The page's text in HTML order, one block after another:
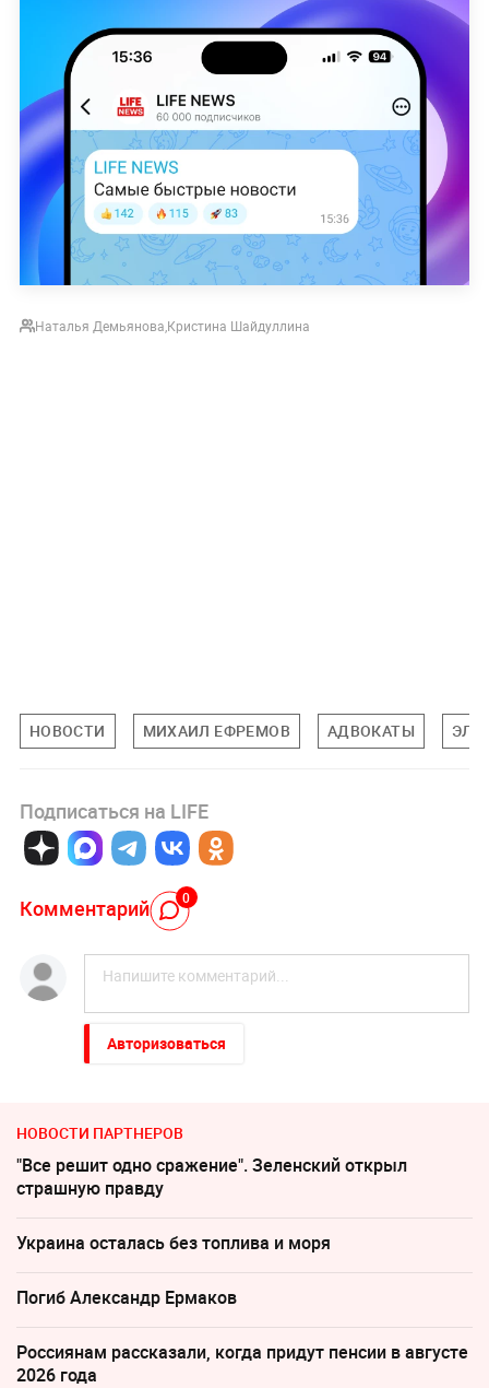
Наталья Демьянова Кристина Шайдуллина
НОВОСТИ МИХАИЛ ЕФРЕМОВ АДВОКАТЫ
Подписаться на LIFE
Комментарий 0
Авторизоваться
НОВОСТИ ПАРТНЕРОВ
"Все решит одно сражение". Зеленский открыл
страшную правду
Украина осталась без топлива и моря
Погиб Александр Ермаков
Россиянам рассказали, когда придут пенсии в августе
2026 года